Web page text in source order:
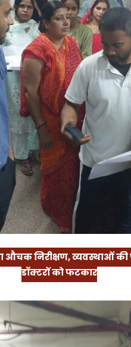
निरीक्षण, व्यवस्थाओं की
डॉक्टरों को फटकार